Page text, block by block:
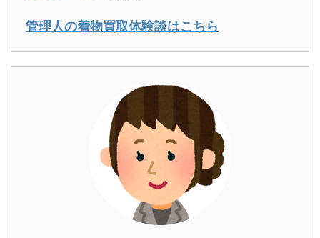
管理人の着物買取体験談はこちら